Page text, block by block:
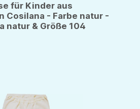
für Kinder aus
Cosilana - Farbe natur -
natur & Größe 104